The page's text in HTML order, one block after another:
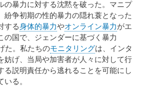
の暴力に対する沈黙を破った。マニプ
紛争初期の性的暴力の隠れ蓑となった
する身体的暴力やオンライン暴力がエ
の国で、ジェンダーに基づく暴力
た。私たちのモニタリングは、インタ
妨げ、当局や加害者が人々に対して行
る説明責任から逃れることを可能にし
る。